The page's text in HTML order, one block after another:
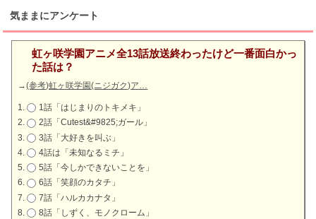
気ままにアンケート
虹ヶ咲学園アニメ全13話放送終わったけど一番面白かっ
た話は？
→(参考)虹ヶ咲学園(ニジガク)ア…
1話「はじまりのトキメキ」
2話「Cutest&#9825;ガール」
3話「大好きを叫ぶ」
4話は「未知なるミチ」
5話「今しかできないことを」
6話「笑顔のカタチ」
7話「ハルカカナタ」
8話「しずく、モノクローム」